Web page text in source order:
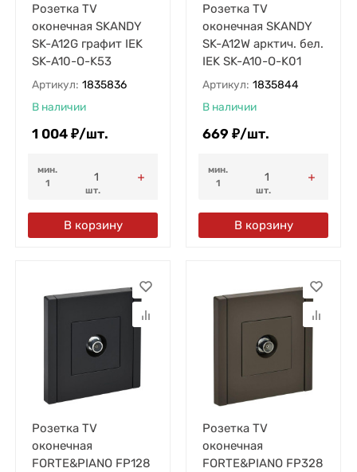
Розетка TV
оконечная SKANDY
SK-A12G графит IEK
SK-A10-O-K53
Артикул: 1835836
В наличии
1 004 ₽/шт.
мин.
1
шт.
В корзину
Розетка TV
оконечная SKANDY
SK-A12W арктич. бел.
IEK SK-A10-O-K01
Артикул: 1835844
В наличии
669 ₽/шт.
мин.
1
шт.
В корзину
Розетка TV
оконечная
FORTE&PIANO FP128
Розетка TV
оконечная
FORTE&PIANO FP328